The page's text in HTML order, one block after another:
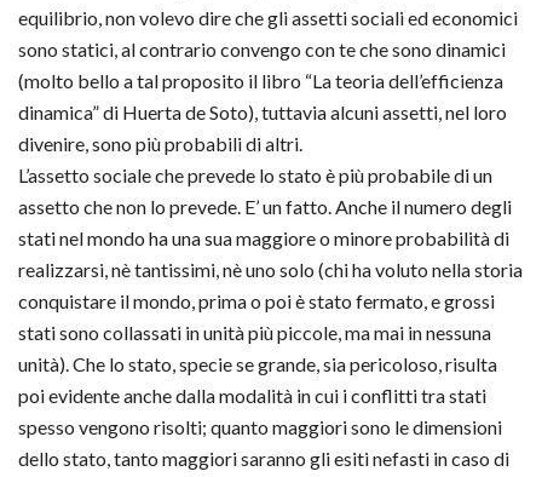
equilibrio, non volevo dire che gli assetti sociali ed economici
sono statici, al contrario convengo con te che sono dinamici
(molto bello a tal proposito il libro “La teoria dell’efficienza
dinamica” di Huerta de Soto), tuttavia alcuni assetti, nel loro
divenire, sono più probabili di altri.
L’assetto sociale che prevede lo stato è più probabile di un
assetto che non lo prevede. E’ un fatto. Anche il numero degli
stati nel mondo ha una sua maggiore o minore probabilità di
realizzarsi, nè tantissimi, nè uno solo (chi ha voluto nella storia
conquistare il mondo, prima o poi è stato fermato, e grossi
stati sono collassati in unità più piccole, ma mai in nessuna
unità). Che lo stato, specie se grande, sia pericoloso, risulta
poi evidente anche dalla modalità in cui i conflitti tra stati
spesso vengono risolti; quanto maggiori sono le dimensioni
dello stato, tanto maggiori saranno gli esiti nefasti in caso di